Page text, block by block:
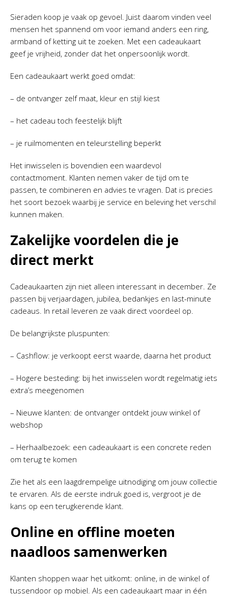
Sieraden koop je vaak op gevoel. Juist daarom vinden veel
mensen het spannend om voor iemand anders een ring,
armband of ketting uit te zoeken. Met een cadeaukaart
geef je vrijheid, zonder dat het onpersoonlijk wordt.
Een cadeaukaart werkt goed omdat:
– de ontvanger zelf maat, kleur en stijl kiest
– het cadeau toch feestelijk blijft
– je ruilmomenten en teleurstelling beperkt
Het inwisselen is bovendien een waardevol
contactmoment. Klanten nemen vaker de tijd om te
passen, te combineren en advies te vragen. Dat is precies
het soort bezoek waarbij je service en beleving het verschil
kunnen maken.
Zakelijke voordelen die je
direct merkt
Cadeaukaarten zijn niet alleen interessant in december. Ze
passen bij verjaardagen, jubilea, bedankjes en last-minute
cadeaus. In retail leveren ze vaak direct voordeel op.
De belangrijkste pluspunten:
– Cashflow: je verkoopt eerst waarde, daarna het product
– Hogere besteding: bij het inwisselen wordt regelmatig iets
extra’s meegenomen
– Nieuwe klanten: de ontvanger ontdekt jouw winkel of
webshop
– Herhaalbezoek: een cadeaukaart is een concrete reden
om terug te komen
Zie het als een laagdrempelige uitnodiging om jouw collectie
te ervaren. Als de eerste indruk goed is, vergroot je de
kans op een terugkerende klant.
Online en offline moeten
naadloos samenwerken
Klanten shoppen waar het uitkomt: online, in de winkel of
tussendoor op mobiel. Als een cadeaukaart maar in één